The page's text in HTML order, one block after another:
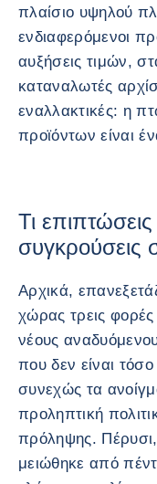
πλαίσιο υψηλού
ενδιαφερόμενοι
αυξήσεις τιμών,
καταναλωτές
εναλλακτικές: η
προϊόντων είναι
Τι
συγκρούσεις
Αρχικά,
χώρας τρεις
νέους
που δεν είναι
συνεχώς τα
προληπτική
πρόληψης.
μειώθηκε από